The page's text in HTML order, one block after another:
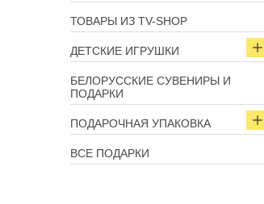
ТОВАРЫ ИЗ TV-SHOP
ДЕТСКИЕ ИГРУШКИ
БЕЛОРУССКИЕ СУВЕНИРЫ И
ПОДАРКИ
ПОДАРОЧНАЯ УПАКОВКА
ВСЕ ПОДАРКИ